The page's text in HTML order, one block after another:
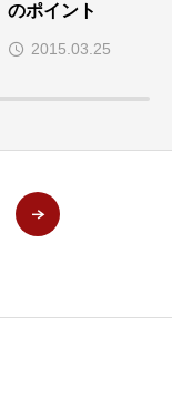
のポイント
2015.03.25